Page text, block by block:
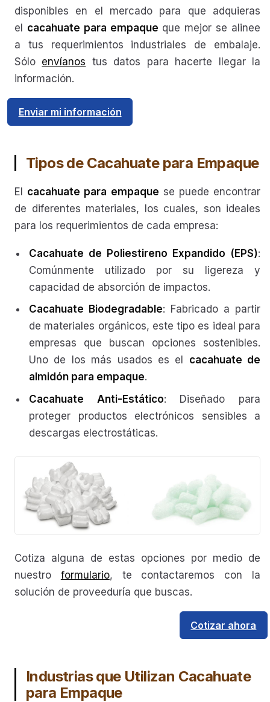
disponibles en el mercado para que adquieras
el cacahuate para empaque que mejor se alinee
a tus requerimientos industriales de embalaje.
Sólo envíanos tus datos para hacerte llegar la
información.
Enviar mi información
Tipos de Cacahuate para Empaque
El cacahuate para empaque se puede encontrar
de diferentes materiales, los cuales, son ideales
para los requerimientos de cada empresa:
Cacahuate de Poliestireno Expandido (EPS):
Comúnmente utilizado por su ligereza y
capacidad de absorción de impactos.
Cacahuate Biodegradable: Fabricado a partir
de materiales orgánicos, este tipo es ideal para
empresas que buscan opciones sostenibles.
Uno de los más usados es el cacahuate de
almidón para empaque.
Cacahuate Anti-Estático: Diseñado para
proteger productos electrónicos sensibles a
descargas electrostáticas.
Cotiza alguna de estas opciones por medio de
nuestro formulario, te contactaremos con la
solución de proveeduría que buscas.
Cotizar ahora
Industrias que Utilizan Cacahuate
para Empaque